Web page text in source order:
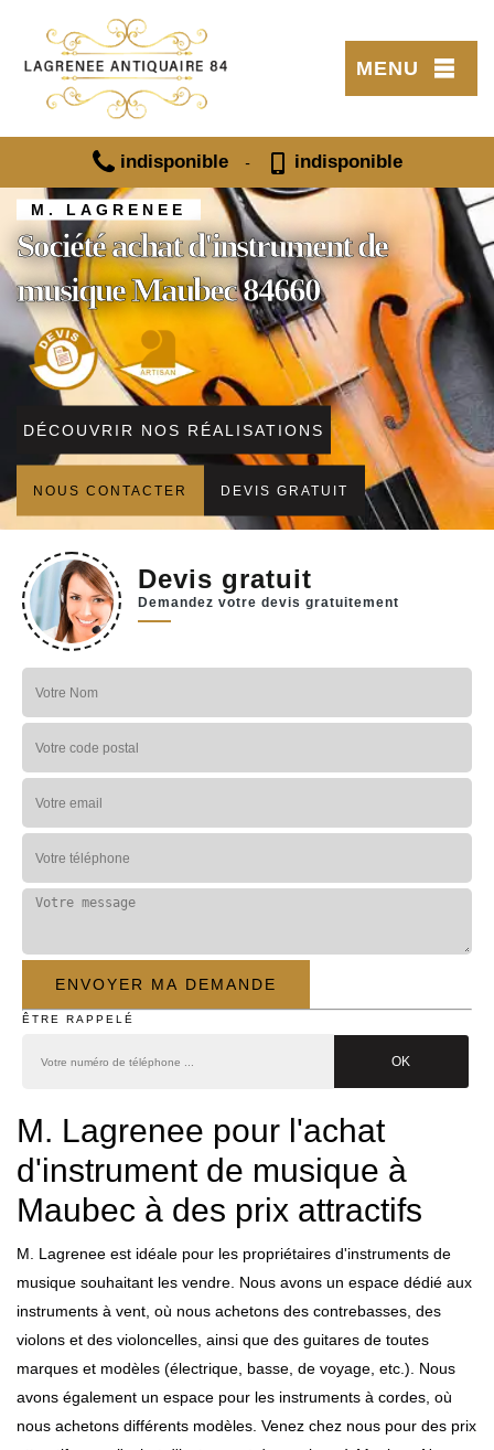
MENU
indisponible - indisponible
M. LAGRENEE
Société achat d'instrument de
musique Maubec 84660
DÉCOUVRIR NOS RÉALISATIONS
NOUS CONTACTER DEVIS GRATUIT
Devis gratuit
Demandez votre devis gratuitement
ÊTRE RAPPELÉ
M. Lagrenee pour l'achat
d'instrument de musique à
Maubec à des prix attractifs
M. Lagrenee est idéale pour les propriétaires d'instruments de
musique souhaitant les vendre. Nous avons un espace dédié aux
instruments à vent, où nous achetons des contrebasses, des
violons et des violoncelles, ainsi que des guitares de toutes
marques et modèles (électrique, basse, de voyage, etc.). Nous
avons également un espace pour les instruments à cordes, où
nous achetons différents modèles. Venez chez nous pour des prix